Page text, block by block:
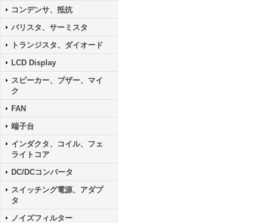
コンデンサ、抵抗
バリスタ、サーミスタ
トランジスタ、ダイオード
LCD Display
スピーカー、ブザー、マイ
ク
FAN
端子台
インダクタ、コイル、フェ
ライトコア
DC/DCコンバータ
スイッチング電源、アダプ
タ
ノイズフィルター